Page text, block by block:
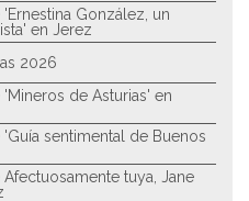
González, un
en Jerez
2026
'Mineros de Asturias' en
'Guía sentimental de Buenos
tuya, Jane